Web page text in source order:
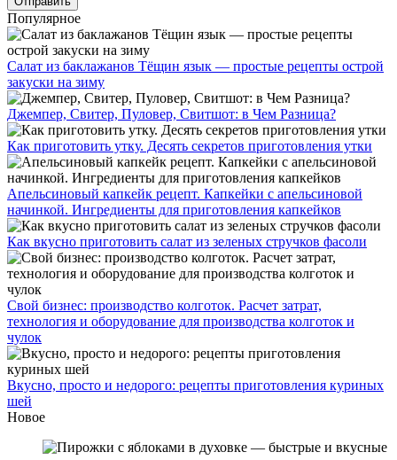
Популярное
Салат из баклажанов Тёщин язык — простые рецепты острой
закуски на зиму
Джемпер, Свитер, Пуловер, Свитшот: в Чем Разница?
Как приготовить утку. Десять секретов приготовления утки
Апельсиновый капкейк рецепт. Капкейки с апельсиновой
начинкой. Ингредиенты для приготовления капкейков
Как вкусно приготовить салат из зеленых стручков фасоли
Свой бизнес: производство колготок. Расчет затрат,
технология и оборудование для производства колготок и
чулок
Вкусно, просто и недорого: рецепты приготовления куриных
шей
Новое